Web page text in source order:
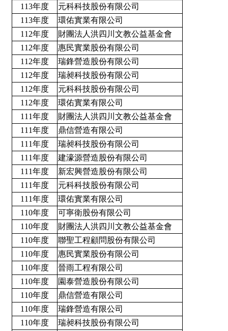
113年度
元科科技股份有限公司
113年度
環佑實業有限公司
112年度
財團法人洪四川文教公益基金會
112年度
惠民實業股份有限公司
112年度
瑞鋒營造股份有限公司
112年度
瑞昶科技股份有限公司
112年度
元科科技股份有限公司
112年度
環佑實業有限公司
111年度
財團法人洪四川文教公益基金會
111年度
鼎信營造有限公司
111年度
瑞昶科技股份有限公司
111年度
建濠源營造股份有限公司
111年度
新宏興營造股份有限公司
111年度
元科科技股份有限公司
111年度
環佑實業有限公司
110年度
可寧衛股份有限公司
110年度
財團法人洪四川文教公益基金會
110年度
聯聖工程顧問股份有限公司
110年度
惠民實業股份有限公司
110年度
晉雨工程有限公司
110年度
園泰營造股份有限公司
110年度
鼎信營造有限公司
110年度
瑞鋒營造有限公司
110年度
瑞昶科技股份有限公司